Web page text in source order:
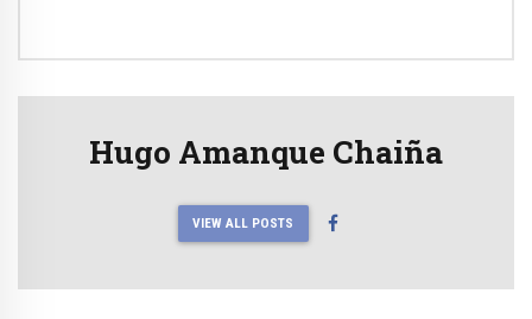
Hugo Amanque Chaiña
VIEW ALL POSTS